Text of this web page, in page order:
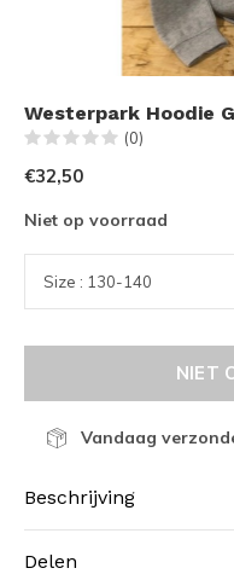
Westerpark Hoodie
(0)
€32,50
Niet op voorraad
NIET
Vandaag
Beschrijving
Delen